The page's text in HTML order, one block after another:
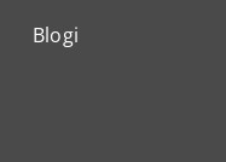
Blogi